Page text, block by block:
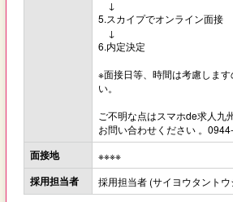
↓
5.スカイプでオンライン面接
↓
6.内定決定
※面接日等、時間は考慮しま
い。
ご不明な点はスマホde求人九
お問い合わせください 。
面接地 ※※※※
採用担当者 採用担当者 (サイヨウタントウ